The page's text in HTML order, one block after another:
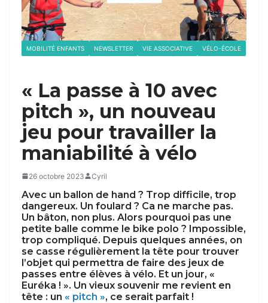
MOBILITÉ ENFANTS NEWSLETTER VIE ASSOCIATIVE VÉLO-ÉCOLE
« La passe à 10 avec
pitch », un nouveau
jeu pour travailler la
maniabilité à vélo
26 octobre 2023 Cyril
Avec un ballon de hand ? Trop difficile, trop
dangereux. Un foulard ? Ca ne marche pas.
Un bâton, non plus. Alors pourquoi pas une
petite balle comme le bike polo ? Impossible,
trop compliqué. Depuis quelques années, on
se casse régulièrement la tête pour trouver
l’objet qui permettra de faire des jeux de
passes entre élèves à vélo. Et un jour, «
Euréka ! ». Un vieux souvenir me revient en
tête : un « pitch », ce serait parfait !